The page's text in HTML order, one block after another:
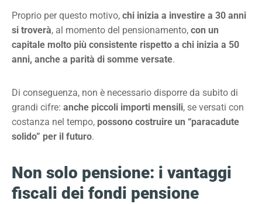
Proprio per questo motivo, chi inizia a investire a 30 anni
si troverà, al momento del pensionamento, con un
capitale molto più consistente rispetto a chi inizia a 50
anni, anche a parità di somme versate.
Di conseguenza, non è necessario disporre da subito di
grandi cifre: anche piccoli importi mensili, se versati con
costanza nel tempo, possono costruire un “paracadute
solido” per il futuro.
Non solo pensione: i vantaggi
fiscali dei fondi pensione